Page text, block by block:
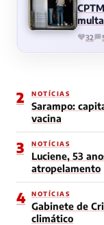
32
2 NOTÍCIAS
Sarampo:
vacina
3 NOTÍCIAS
Luciene, 53
atropelamento
4 NOTÍCIAS
Gabinete de
climático